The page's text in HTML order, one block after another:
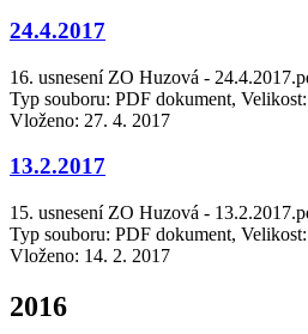
24.4.2017
16. usnesení ZO Huzová -
Typ souboru: PDF dokument,
Vloženo: 27. 4. 2017
13.2.2017
15. usnesení ZO Huzová -
Typ souboru: PDF dokument,
Vloženo: 14. 2. 2017
2016